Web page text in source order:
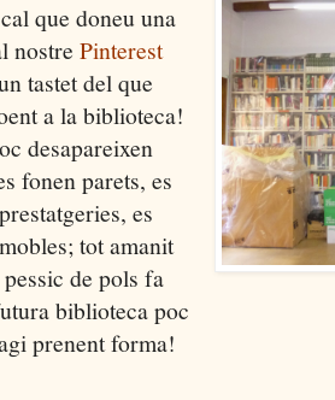
que doneu una
nostre Pinterest
tastet del que
a la biblioteca!
desapareixen
fonen parets, es
es
tot amanit
de pols fa
biblioteca poc
prenent forma!